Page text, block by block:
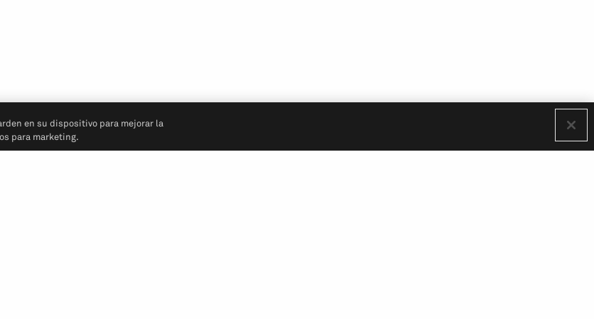
en su dispositivo para mejorar la
para marketing.